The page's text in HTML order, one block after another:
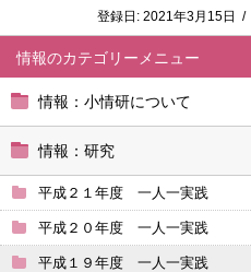
情報
情報：小情研について
情報：研究
平成２１年度 一人一実践
平成２０年度 一人一実践
平成１９年度 一人一実践
登録日:2021年3月15日 /